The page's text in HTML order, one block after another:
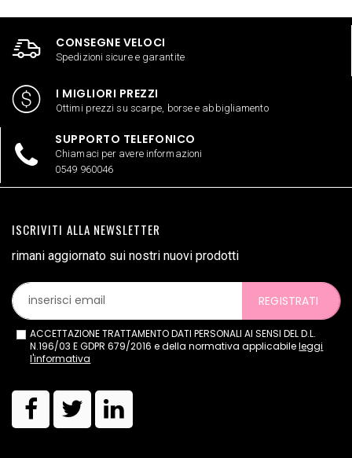
CONSEGNE VELOCI
Spedizioni sicure e garantite
I MIGLIORI PREZZI
Ottimi prezzi su scarpe, borse e abbigliamento
SUPPORTO TELEFONICO
Chiamaci per avere informazioni
0549 960046
ISCRIVITI ALLA NEWSLETTER
rimani aggiornato sui nostri nuovi prodotti
REGISTRATI
ACCETTAZIONE TRATTAMENTO DATI PERSONALI AI SENSI DEL D.L.
N.196/03 E GDPR 679/2016 e della normativa applicabileleggi
l'informativa